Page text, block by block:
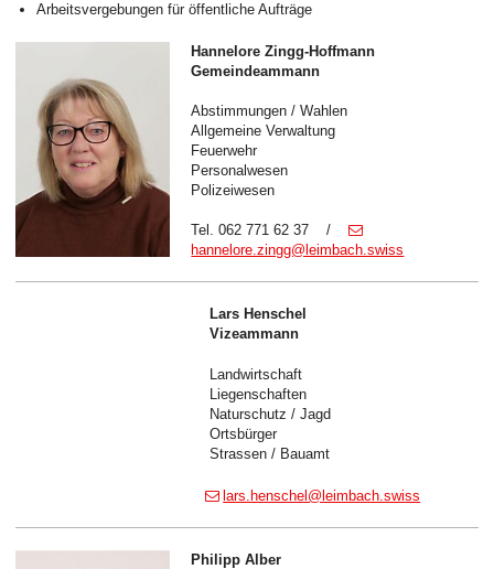
Arbeitsvergebungen für öffentliche Aufträge
Hannelore Zingg-Hoffmann
Gemeindeammann
Abstimmungen / Wahlen
Allgemeine Verwaltung
Feuerwehr
Personalwesen
Polizeiwesen
Tel. 062 771 62 37 /
hannelore.zingg@leimbach.swiss
Lars Henschel
Vizeammann
Landwirtschaft
Liegenschaften
Naturschutz / Jagd
Ortsbürger
Strassen / Bauamt
lars.henschel@leimbach.swiss
Philipp Alber